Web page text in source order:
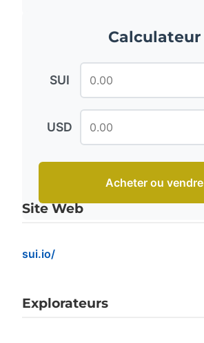
Calculateur
SUI
USD
Acheter ou vendre
Site Web
sui.io/
Explorateurs